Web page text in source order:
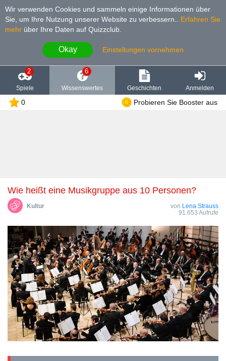
Wir verwenden Cookies und sammeln einige Informationen über
Sie, um Ihre Nutzung unserer Website zu verbessern.
Erfahren Sie
mehr über Ihre Daten auf Quizzclub.
Okay Einstellungen vornehmen
2
Spiele
6
Wissenswertes Geschichten Anmelden
0 Probieren Sie Booster aus
Wie heißt eine Musikgruppe aus 10 Personen?
Kultur von Lena Strauss
91.653 Aufrufe